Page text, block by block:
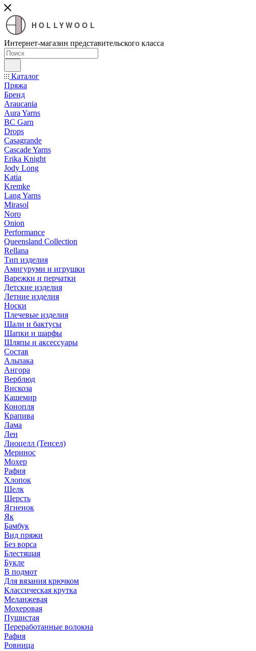
HOLLYWOOL
Интернет-магазин представительского класса
Каталог
Пряжа
Бренд
Araucania
Aura Yarns
BC Garn
Drops
Casagrande
Cascade Yarns
Erika Knight
Jody Long
Katia
Kremke
Lang Yarns
Mirasol
Noro
Onion
Performance
Queensland Collection
Rellana
Тип изделия
Амигуруми и игрушки
Варежки и перчатки
Детские изделия
Летние изделия
Носки
Плечевые изделия
Шали и бактусы
Шапки и шарфы
Шляпы и аксессуары
Состав
Альпака
Ангора
Верблюд
Вискоза
Кашемир
Конопля
Крапива
Лама
Лен
Лиоцелл (Тенсел)
Меринос
Мохер
Рафия
Хлопок
Шелк
Шерсть
Ягненок
Як
Бамбук
Вид пряжи
Без ворса
Блестящая
Букле
В подмот
Для вязания крючком
Классическая крутка
Меланжевая
Мохеровая
Пушистая
Переработанные волокна
Рафия
Ровница